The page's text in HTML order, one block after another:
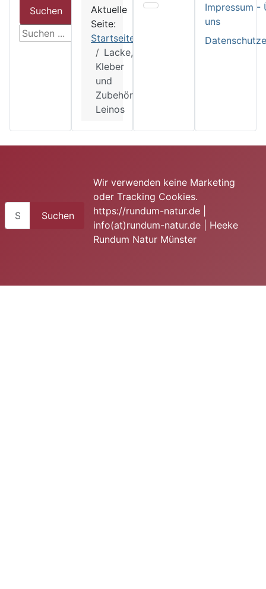
Suchen
suchen
Aktuelle
Seite:
Startseite
Lacke,
Kleber
und
Zubehör
Leinos
Impressum -
uns
Suchen
Wir verwenden keine Marketing
oder Tracking Cookies.
https://rundum-natur.de |
info(at)rundum-natur.de | Heeke
Rundum Natur Münster